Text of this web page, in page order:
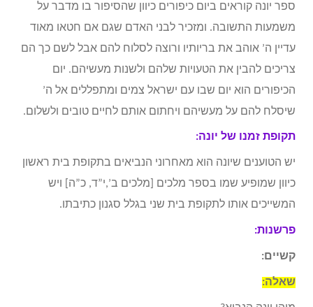
ספר יונה קוראים ביום כיפורים כיוון שהסיפור בו מדבר על
משמעות התשובה. ומזכיר לבני האדם שגם אם חטאו מאוד
עדיין ה’ אוהב את בריותיו ורוצה לסלוח להם אבל לשם כך הם
צריכים להבין את הטעויות שלהם ולשנות מעשיהם. יום
הכיפורים הוא יום שבו עם ישראל צמים ומתפללים אל ה’
שיסלח להם על מעשיהם ויחתום אותם לחיים טובים ולשלום.
תקופת זמנו של יונה:
יש הטוענים שיונה הוא מאחרוני הנביאים בתקופת בית ראשון
כיוון שמופיע שמו בספר מלכים [מלכים ב’,י”ד, כ”ה] ויש
המשייכים אותו לתקופת בית שני בגלל סגנון כתיבתו.
פרשנות:
קשיים:
שאלה: